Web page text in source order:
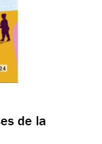
de la